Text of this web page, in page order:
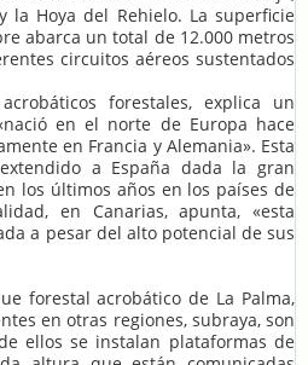
la Hoya del Rehielo. La superficie
abarca un total de 12.000 metros
circuitos aéreos sustentados
forestales, explica un
en el norte de Europa hace
en Francia y Alemania». Esta
a España dada la gran
los últimos años en los países de
en Canarias, apunta, «esta
a pesar del alto potencial de sus
forestal acrobático de La Palma,
en otras regiones, subraya, son
ellos se instalan plataformas de